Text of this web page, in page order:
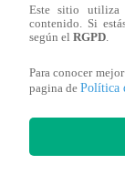
para salir a los
Tiburón le
TE
“Te traje un
Este sitio utiliza
contenido. Si
según el RGPD.
Para conocer
pagina de Política